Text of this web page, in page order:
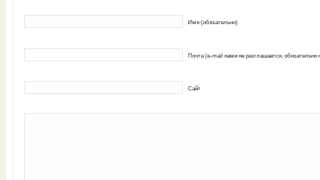
Имя (обязательно)
Почта (e-mail нами не разглашается, обязательно
Сайт